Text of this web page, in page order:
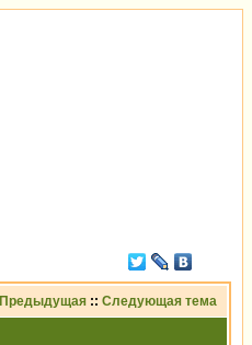
Предыдущая :: Следующая тема